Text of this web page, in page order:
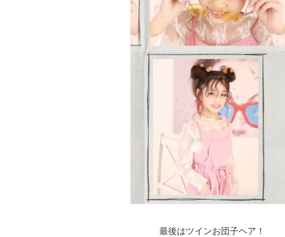
最後はツインお団子ヘア！